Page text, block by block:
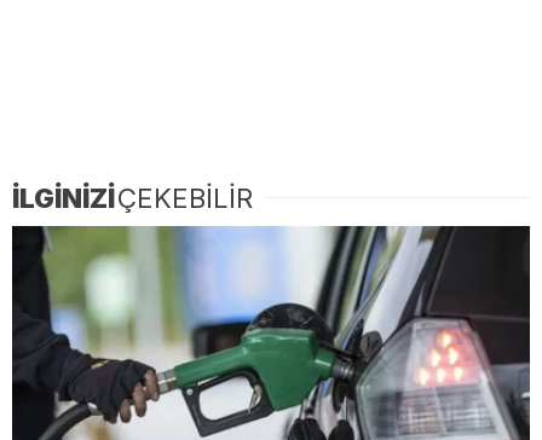
İLGİNİZİÇEKEBİLİR